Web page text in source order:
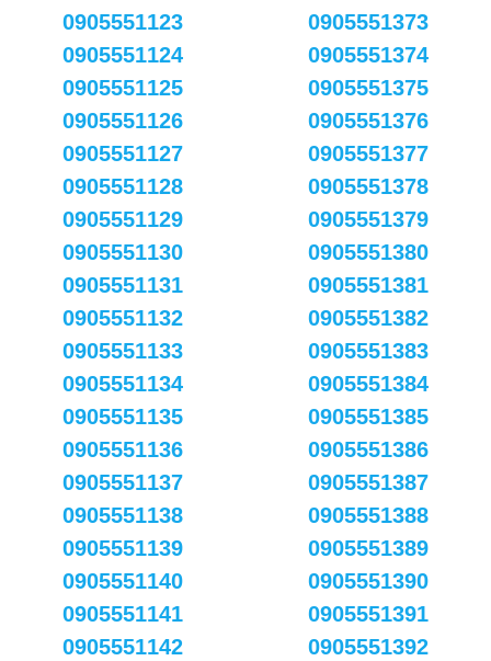
0905551123
0905551124
0905551125
0905551126
0905551127
0905551128
0905551129
0905551130
0905551131
0905551132
0905551133
0905551134
0905551135
0905551136
0905551137
0905551138
0905551139
0905551140
0905551141
0905551142
0905551373
0905551374
0905551375
0905551376
0905551377
0905551378
0905551379
0905551380
0905551381
0905551382
0905551383
0905551384
0905551385
0905551386
0905551387
0905551388
0905551389
0905551390
0905551391
0905551392